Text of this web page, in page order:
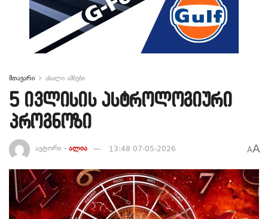
მთავარი ახალი ამბები
5 ივლისის ასტროლოგიური
პროგნოზი
ავტორი - ალია 13:48 07-05-2026 AA